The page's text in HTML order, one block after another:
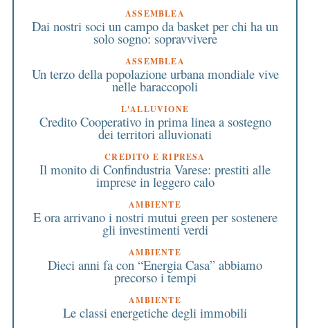
ASSEMBLEA
Dai nostri soci un campo da basket per chi ha un
solo sogno: sopravvivere
ASSEMBLEA
Un terzo della popolazione urbana mondiale vive
nelle baraccopoli
L'ALLUVIONE
Credito Cooperativo in prima linea a sostegno
dei territori alluvionati
CREDITO E RIPRESA
Il monito di Confindustria Varese: prestiti alle
imprese in leggero calo
AMBIENTE
E ora arrivano i nostri mutui green per sostenere
gli investimenti verdi
AMBIENTE
Dieci anni fa con “Energia Casa” abbiamo
precorso i tempi
AMBIENTE
Le classi energetiche degli immobili